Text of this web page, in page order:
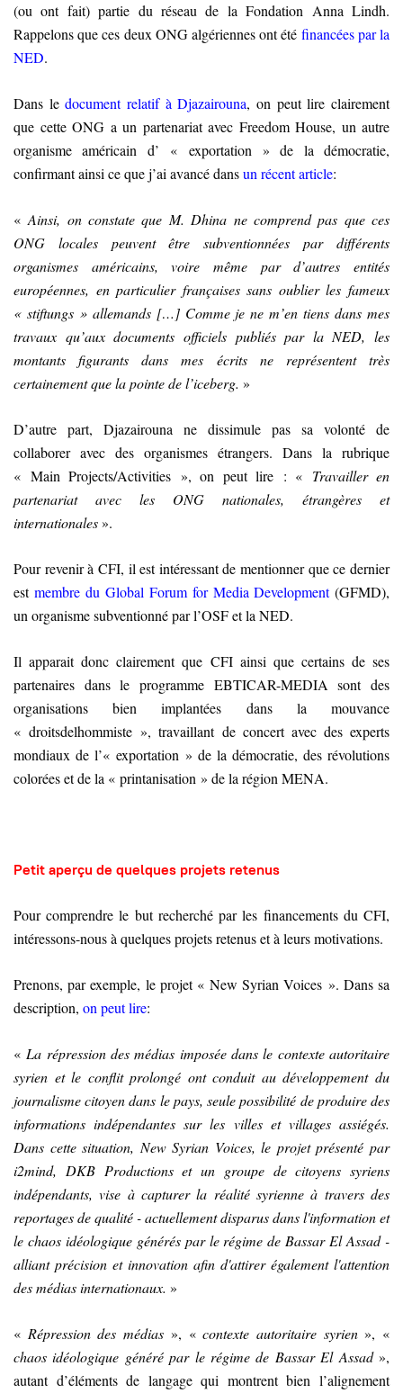
(ou ont fait) partie du réseau de la Fondation Anna Lindh.
Rappelons que ces deux ONG algériennes ont été financées par la
NED.
Dans ledocument relatif à Djazairouna, on peut lire clairement
que cette ONG a un partenariat avec Freedom House, un autre
organisme américain d’ « exportation » de la démocratie,
confirmant ainsi ce que j’ai avancé dansun récent article:
«Ainsi, on constate que M. Dhina ne comprend pas que ces
ONG locales peuvent être subventionnées par différents
organismes américains, voire même par d’autres entités
européennes, en particulier françaises sans oublier les fameux
« stiftungs » allemands […]Comme je ne m’en tiens dans mes
travaux qu’aux documents officiels publiés par la NED, les
montants figurants dans mes écrits ne représentent très
certainement que la pointe de l’iceberg. »
D’autre part, Djazairouna ne dissimule pas sa volonté de
collaborer avec des organismes étrangers. Dans la rubrique
« Main Projects/Activities », on peut lire : « Travailler en
partenariat avec les ONG nationales, étrangères et
internationales».
Pour revenir à CFI, il est intéressant de mentionner que ce dernier
est membre du Global Forum for Media Development(GFMD),
un organisme subventionné par l’OSF et la NED.
Il apparait donc clairement que CFI ainsi que certains de ses
partenaires dans le programme EBTICAR-MEDIA sont des
organisations bien implantées dans la mouvance
« droitsdelhommiste », travaillant de concert avec des experts
mondiaux de l’« exportation » de la démocratie, des révolutions
colorées et de la « printanisation » de la région MENA.
Petit aperçu de quelques projets retenus
Pour comprendre le but recherché par les financements du CFI,
intéressons-nous à quelques projets retenus et à leurs motivations.
Prenons, par exemple, le projet « New Syrian Voices ». Dans sa
description, on peut lire:
«La répression des médias imposée dans le contexte autoritaire
syrien et le conflit prolongé ont conduit au développement du
journalisme citoyen dans le pays, seule possibilité de produire des
informations indépendantes sur les villes et villages assiégés.
Dans cette situation, New Syrian Voices, le projet présenté par
i2mind, DKB Productions et un groupe de citoyens syriens
indépendants, vise à capturer la réalité syrienne à travers des
reportages de qualité - actuellement disparus dans l'information et
le chaos idéologique générés par le régime de Bassar El Assad -
alliant précision et innovation afin d'attirer également l'attention
des médias internationaux. »
« Répression des médias », «contexte autoritaire syrien», «
chaos idéologique généré par le régime de Bassar El Assad»,
autant d’éléments de langage qui montrent bien l’alignement